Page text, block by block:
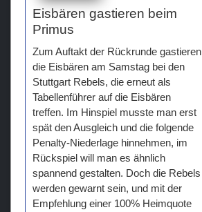
Eisbären gastieren beim
Primus
Zum Auftakt der Rückrunde gastieren
die Eisbären am Samstag bei den
Stuttgart Rebels, die erneut als
Tabellenführer auf die Eisbären
treffen. Im Hinspiel musste man erst
spät den Ausgleich und die folgende
Penalty-Niederlage hinnehmen, im
Rückspiel will man es ähnlich
spannend gestalten. Doch die Rebels
werden gewarnt sein, und mit der
Empfehlung einer 100% Heimquote